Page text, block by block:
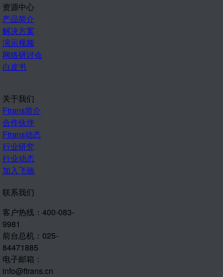
资源中心
产品简介
解决方案
演示视频
网络研讨会
白皮书
关于我们
Ftrans简介
合作伙伴
Ftrans动态
行业研究
行业动态
加入飞驰
联系我们
客户热线：400-083-
9981
前台总机：025-
84471885
电子邮箱：
info@ftrans.cn